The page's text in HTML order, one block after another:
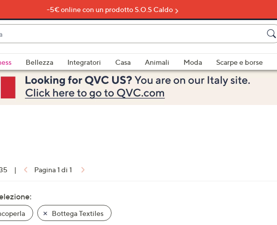
-5€ online con un prodotto S.O.S Caldo
Bellezza Integratori Casa Animali Moda Scarpe e borse
| Pagina 1 di 1
Bottega Textiles